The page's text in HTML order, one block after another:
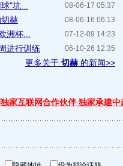
08-06-17 05:37
"坑...
08-06-16 06:13
赫
07-12-09 14:23
洲杯...
06-10-26 12:35
进行训练
更多关于 切赫 的新闻>>
家互联网合作伙伴 独家承建中